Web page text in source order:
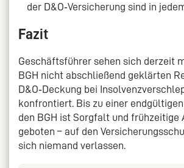
der D&O‑Versicherung sind in
Fazit
Geschäftsführer sehen sich derzeit
BGH nicht abschließend geklärten
D&O‑Deckung bei
konfrontiert. Bis zu einer
den BGH ist Sorgfalt und frühzeitige
geboten – auf den
sich niemand verlassen.